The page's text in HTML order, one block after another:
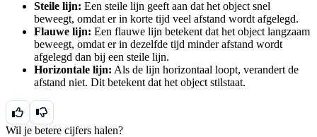
Steile lijn: Een steile lijn geeft aan dat het object snel
beweegt, omdat er in korte tijd veel afstand wordt afgelegd.
Flauwe lijn: Een flauwe lijn betekent dat het object langzaam
beweegt, omdat er in dezelfde tijd minder afstand wordt
afgelegd dan bij een steile lijn.
Horizontale lijn: Als de lijn horizontaal loopt, verandert de
afstand niet. Dit betekent dat het object stilstaat.
Wil je betere cijfers halen?